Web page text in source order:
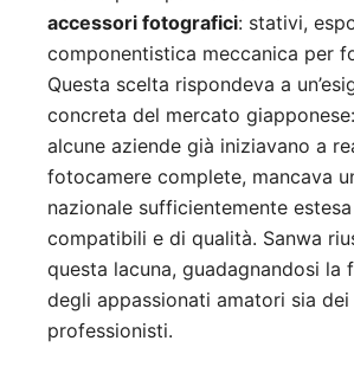
accessori fotografici: stativi,
componentistica meccanica per
Questa scelta rispondeva a
concreta del mercato
alcune aziende già iniziavano a
fotocamere complete, mancava
nazionale sufficientemente
compatibili e di qualità. Sanwa
questa lacuna, guadagnandosi la
degli appassionati amatori sia
professionisti.